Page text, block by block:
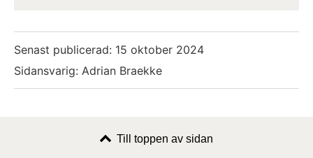
Senast publicerad: 15 oktober 2024
Sidansvarig: Adrian Braekke
Till toppen av sidan